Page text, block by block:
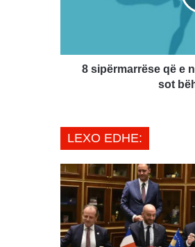
si
​8 sipërmarrëse që e
sot
LEXO EDHE: